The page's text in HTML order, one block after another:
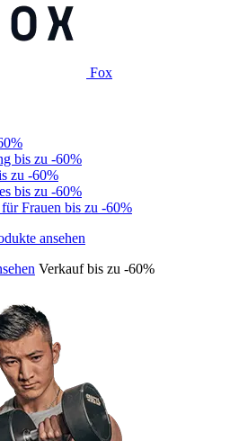
Fox
bis zu -60%
zu -60%
bis zu -60%
Frauen bis zu -60%
Verkauf bis zu -60%